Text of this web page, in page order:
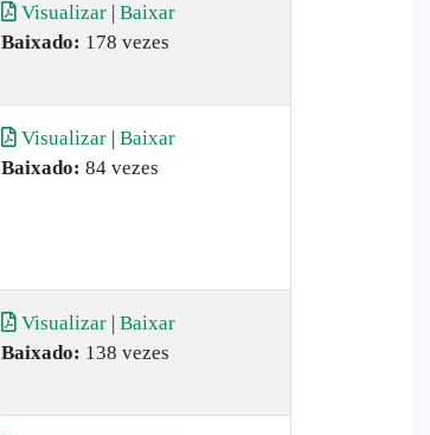
Visualizar | Baixar
Baixado: 178 vezes
Visualizar | Baixar
Baixado: 84 vezes
Visualizar | Baixar
Baixado: 138 vezes